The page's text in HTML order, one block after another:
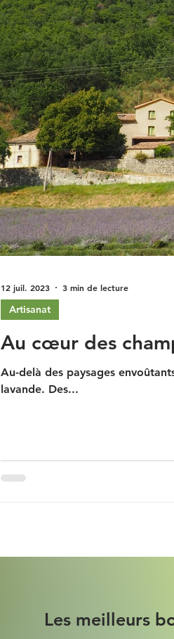
Au cœur des
Au-delà des paysages
lavande. Des...
Artisanat
12 juil. 2023 3 min de lecture
Les meilleurs